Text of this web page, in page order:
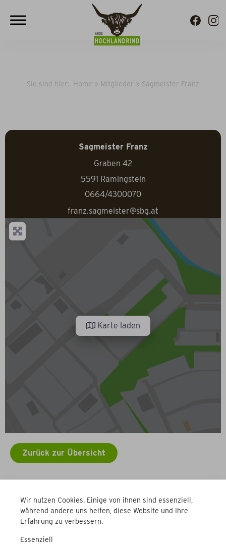
Wir nutzen Cookies. Einige von ihnen sind essenziell,
während andere uns helfen, diese Website und Ihre
Erfahrung zu verbessern.
Essenziell
Sie sind hier: Home » Mitglieder » Sagmeister Franz
Sagmeister Franz
Graben 42
5591 Ramingstein
0664/4300070
franz.sagmeister@sbg.at
Karte laden
Zurück zur Übersicht